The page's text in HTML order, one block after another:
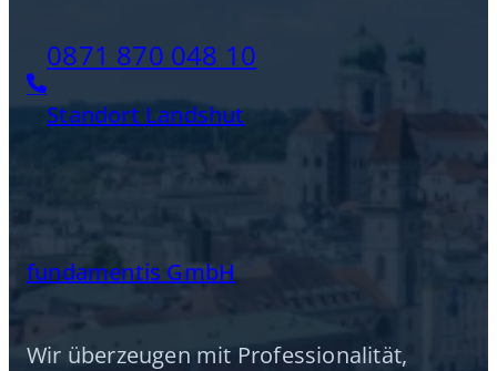
0871 870 048 10
Standort Landshut
fundamentis GmbH
Wir überzeugen mit Professionalität,